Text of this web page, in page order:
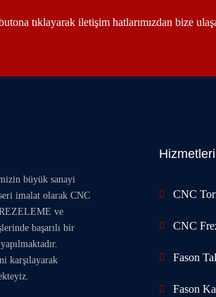
tıklayarak iletişim hatlarımızdan bize
büyük sanayi
imalat olarak CNC
ve
başarılı bir
karşılayarak
CNC
CNC
Fason
Fason